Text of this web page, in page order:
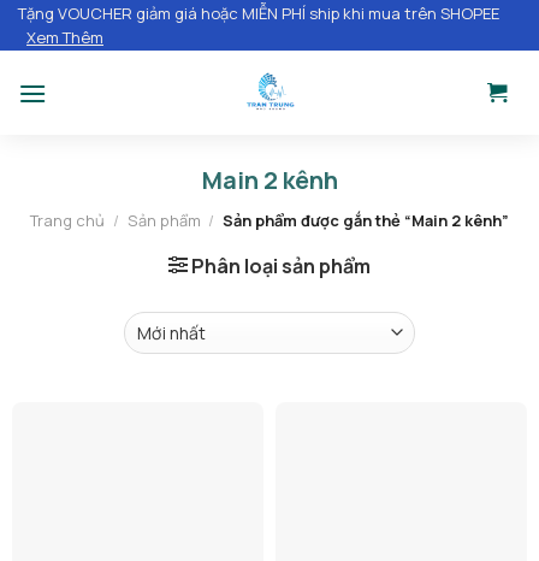
Chuyển
đến
dung
Tặng VOUCHER giảm giá hoặc MIỄN PHÍ ship khi mua trên SHOPEE
Xem Thêm
Main 2 kênh
Trang chủ / Sản phẩm / Sản phẩm được gắn thẻ “Main 2 kênh”
Phân loại sản phẩm